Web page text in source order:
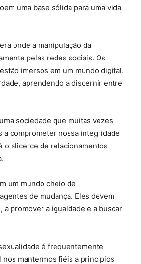
uma base sólida para uma vida
onde a manipulação da
pelas redes sociais. Os
imersos em um mundo digital.
aprendendo a discernir entre
sociedade que muitas vezes
a comprometer nossa integridade
o alicerce de relacionamentos
um mundo cheio de
de mudança. Eles devem
promover a igualdade e a buscar
é frequentemente
mantermos fiéis a princípios